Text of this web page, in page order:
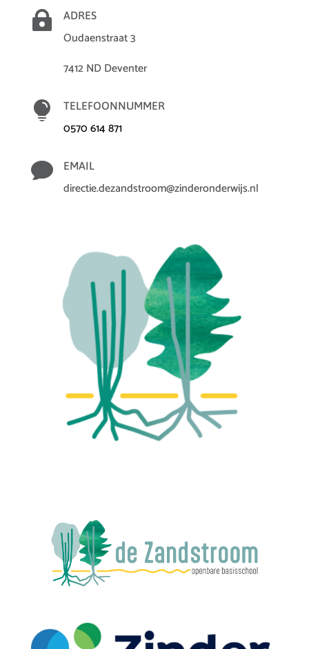
 ADRES
Oudaenstraat 3
7412 ND Deventer
 TELEFOONNUMMER
0570 614 871
 EMAIL
directie.dezandstroom@zinderonderwijs.nl